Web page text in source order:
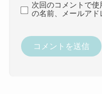
次回のコメントで
の名前、メールアド